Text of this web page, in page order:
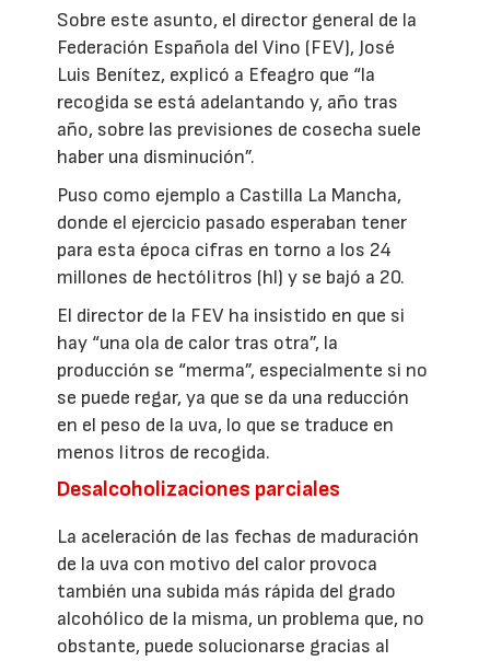
Sobre este asunto, el director general de la
Federación Española del Vino (FEV), José
Luis Benítez, explicó a Efeagro que “la
recogida se está adelantando y, año tras
año, sobre las previsiones de cosecha suele
haber una disminución”.
Puso como ejemplo a Castilla La Mancha,
donde el ejercicio pasado esperaban tener
para esta época cifras en torno a los 24
millones de hectólitros (hl) y se bajó a 20.
El director de la FEV ha insistido en que si
hay “una ola de calor tras otra”, la
producción se “merma”, especialmente si no
se puede regar, ya que se da una reducción
en el peso de la uva, lo que se traduce en
menos litros de recogida.
Desalcoholizaciones parciales
La aceleración de las fechas de maduración
de la uva con motivo del calor provoca
también una subida más rápida del grado
alcohólico de la misma, un problema que, no
obstante, puede solucionarse gracias al